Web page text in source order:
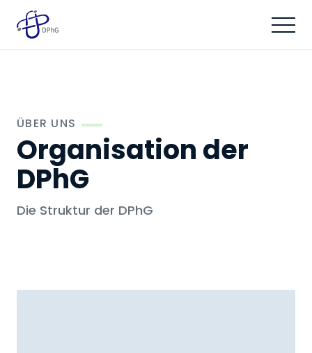
ÜBER UNS
Organisation der
DPhG
Die Struktur der DPhG